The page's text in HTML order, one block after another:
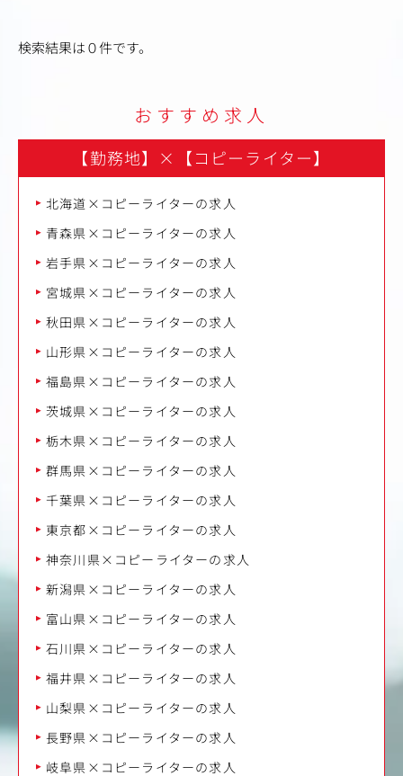
検索結果は０件です。
おすすめ求人
【勤務地】 × 【コピーライター】
北海道×コピーライターの求人
青森県×コピーライターの求人
岩手県×コピーライターの求人
宮城県×コピーライターの求人
秋田県×コピーライターの求人
山形県×コピーライターの求人
福島県×コピーライターの求人
茨城県×コピーライターの求人
栃木県×コピーライターの求人
群馬県×コピーライターの求人
千葉県×コピーライターの求人
東京都×コピーライターの求人
神奈川県×コピーライターの求人
新潟県×コピーライターの求人
富山県×コピーライターの求人
石川県×コピーライターの求人
福井県×コピーライターの求人
山梨県×コピーライターの求人
長野県×コピーライターの求人
岐阜県×コピーライターの求人